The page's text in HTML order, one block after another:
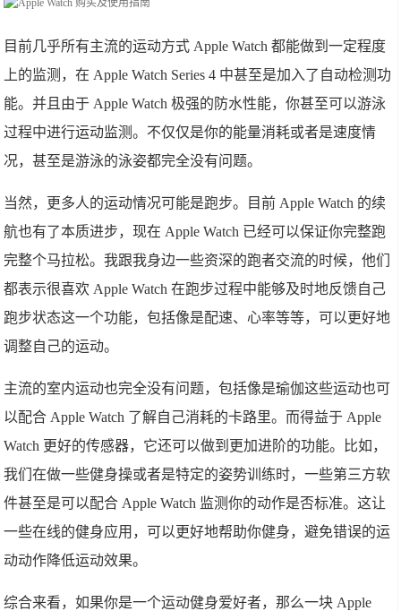
目前几乎所有主流的运动方式 Apple Watch 都能做到一定程度
上的监测，在 Apple Watch Series 4 中甚至是加入了自动检测功
能。并且由于 Apple Watch 极强的防水性能，你甚至可以游泳
过程中进行运动监测。不仅仅是你的能量消耗或者是速度情
况，甚至是游泳的泳姿都完全没有问题。
当然，更多人的运动情况可能是跑步。目前 Apple Watch 的续
航也有了本质进步，现在 Apple Watch 已经可以保证你完整跑
完整个马拉松。我跟我身边一些资深的跑者交流的时候，他们
都表示很喜欢 Apple Watch 在跑步过程中能够及时地反馈自己
跑步状态这一个功能，包括像是配速、心率等等，可以更好地
调整自己的运动。
主流的室内运动也完全没有问题，包括像是瑜伽这些运动也可
以配合 Apple Watch 了解自己消耗的卡路里。而得益于 Apple
Watch 更好的传感器，它还可以做到更加进阶的功能。比如，
我们在做一些健身操或者是特定的姿势训练时，一些第三方软
件甚至是可以配合 Apple Watch 监测你的动作是否标准。这让
一些在线的健身应用，可以更好地帮助你健身，避免错误的运
动动作降低运动效果。
综合来看，如果你是一个运动健身爱好者，那么一块 Apple